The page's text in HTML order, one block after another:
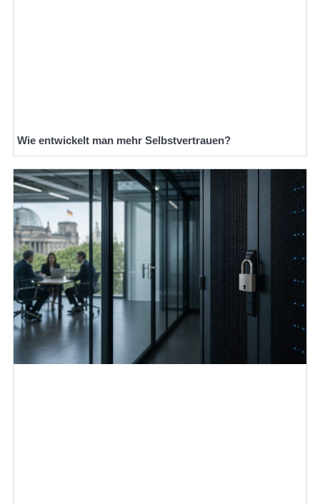
Wie entwickelt man mehr Selbstvertrauen?